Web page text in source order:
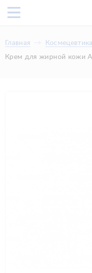
Главная Космецевтика
Крем для жирной кожи